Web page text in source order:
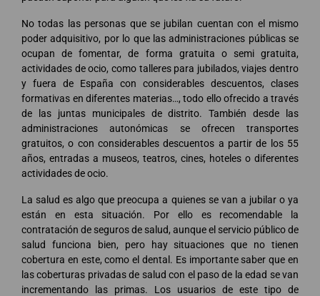
No todas las personas que se jubilan cuentan con el mismo
poder adquisitivo, por lo que las administraciones públicas se
ocupan de fomentar, de forma gratuita o semi gratuita,
actividades de ocio, como talleres para jubilados, viajes dentro
y fuera de España con considerables descuentos, clases
formativas en diferentes materias…, todo ello ofrecido a través
de las juntas municipales de distrito. También desde las
administraciones autonómicas se ofrecen transportes
gratuitos, o con considerables descuentos a partir de los 55
años, entradas a museos, teatros, cines, hoteles o diferentes
actividades de ocio.
La salud es algo que preocupa a quienes se van a jubilar o ya
están en esta situación. Por ello es recomendable la
contratación de seguros de salud, aunque el servicio público de
salud funciona bien, pero hay situaciones que no tienen
cobertura en este, como el dental. Es importante saber que en
las coberturas privadas de salud con el paso de la edad se van
incrementando las primas. Los usuarios de este tipo de